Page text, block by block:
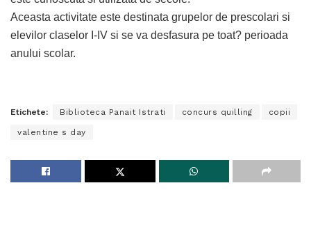
Aceasta activitate este destinata grupelor de prescolari si
elevilor claselor I-IV si se va desfasura pe toat? perioada
anului scolar.
Etichete: Biblioteca Panait Istrati concurs quilling copii
valentine s day